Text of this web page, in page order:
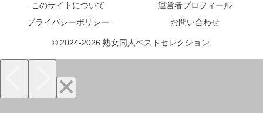
このサイトについて
運営者プロフィール
プライバシーポリシー
お問い合わせ
© 2024-2026 熟女同人ベストセレクション.